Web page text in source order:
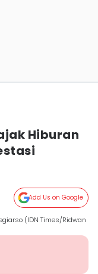
Hiburan
Add Us on Google
(IDN Times/Ridwan